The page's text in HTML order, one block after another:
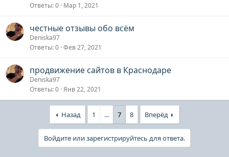
Ответы 0 Мар 1, 2021
честные отзывы обо всём
Deniska97
Ответы 0 Фев 27, 2021
продвижение сайтов в Краснодаре
Deniska97
Ответы 0 Янв 22, 2021
Назад 1 ... 7 8 Вперёд
Войдите или зарегистрируйтесь для ответа.